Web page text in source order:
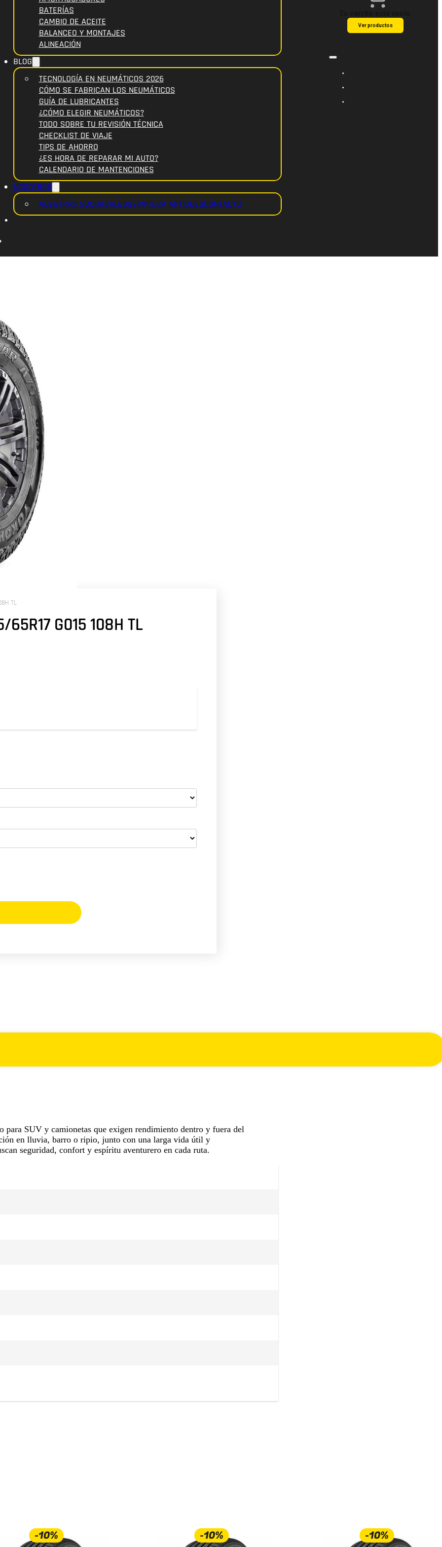
BATERÍAS
CAMBIO DE ACEITE
BALANCEO Y MONTAJES
ALINEACIÓN
BLOG
TECNOLOGÍA EN NEUMÁTICOS 2026
CÓMO SE FABRICAN LOS NEUMÁTICOS
GUÍA DE LUBRICANTES
¿CÓMO ELEGIR NEUMÁTICOS?
TODO SOBRE TU REVISIÓN TÉCNICA
CHECKLIST DE VIAJE
TIPS DE AHORRO
¿ES HORA DE REPARAR MI AUTO?
CALENDARIO DE MANTENCIONES
NOSOTROS
NUESTRAS SUCURSALESSERVITECA ARTIGUESCONTACTO
Ver productos
TL
65R17 G015 108H TL
para SUV y camionetas que exigen rendimiento dentro y fuera del
en lluvia, barro o ripio, junto con una larga vida útil y
seguridad, confort y espíritu aventurero en cada ruta.
-10% -10% -10%